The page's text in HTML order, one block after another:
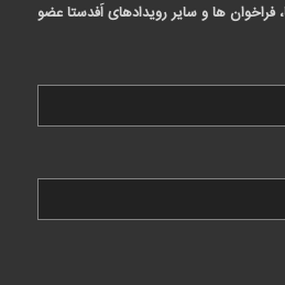
فراخوان ها و سایر رویدادهای اَفدستا عضو